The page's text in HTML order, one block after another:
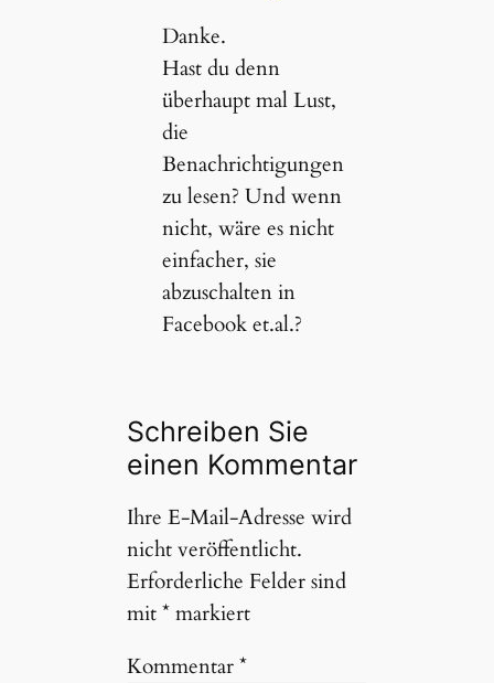
Danke.
Hast du denn
überhaupt mal Lust,
die
Benachrichtigungen
zu lesen? Und wenn
nicht, wäre es nicht
einfacher, sie
abzuschalten in
Facebook et.al.?
Schreiben Sie
einen Kommentar
Ihre E-Mail-Adresse wird
nicht veröffentlicht.
Erforderliche Felder sind
mit*markiert
Kommentar*